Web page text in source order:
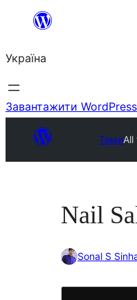
Перейти
вмісту
Україна
Завантажити WordPress
ТемиAll
Nail
Sonal S